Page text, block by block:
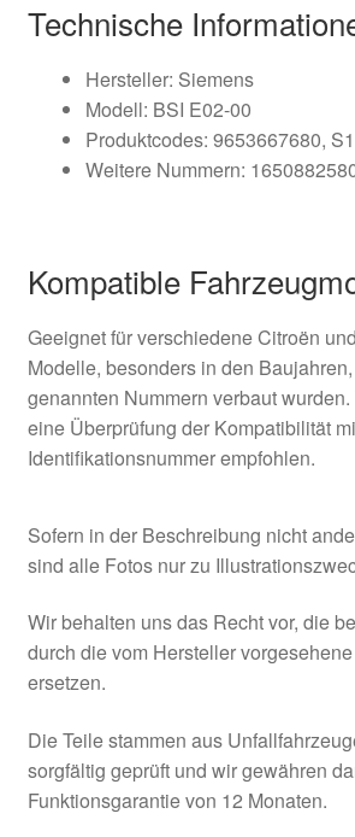
Technische
Hersteller: Siemens
Modell: BSI E02-00
Produktcodes: 9653667680,
Weitere Nummern:
Kompatible
Geeignet für verschiedene Citroën
Modelle, besonders in den
genannten Nummern verbaut
eine Überprüfung der Kompatibilität
Identifikationsnummer empfohlen.
Sofern in der Beschreibung nicht
sind alle Fotos nur zu
Wir behalten uns das Recht vor, die
durch die vom Hersteller
ersetzen.
Die Teile stammen aus
sorgfältig geprüft und wir gewähren
Funktionsgarantie von 12 Monaten.